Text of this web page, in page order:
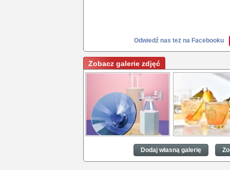
Odwiedź nas też na Facebooku
Zobacz galerie zdjęć
dodatki to idealny prezent
na każdą okazję
dodatki to idealny
na każdą okazję
Dodaj własną galerię